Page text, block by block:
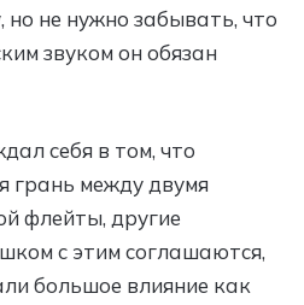
но не нужно забывать, что
звуком он обязан
себя в том, что
грань между двумя
флейты, другие
с этим соглашаются,
большое влияние как